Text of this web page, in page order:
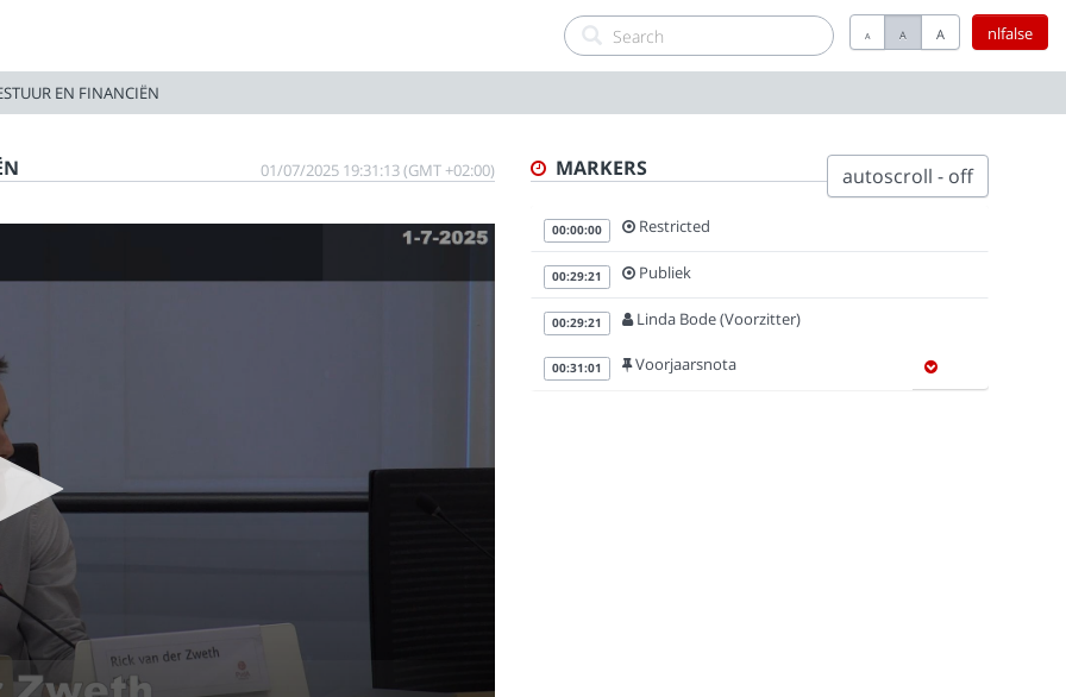
nlfalse
A A A
EN FINANCIËN
01/07/2025 19:31:13 (GMT +02:00) MARKERS autoscroll - off
00:00:00 Restricted
00:29:21 Publiek
00:29:21 Linda Bode (Voorzitter)
00:31:01 Voorjaarsnota